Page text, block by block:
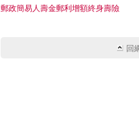
郵政簡易人壽金郵利增額終身壽險
回